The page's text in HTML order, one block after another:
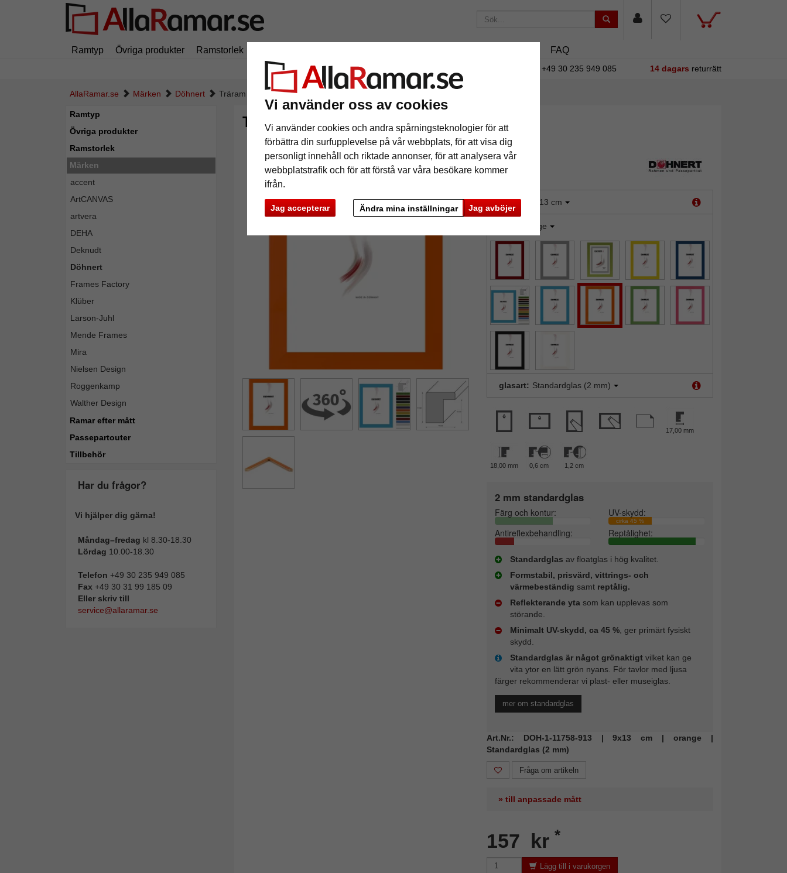
Vi använder oss av cookies
Vi använder cookies och andra spårningsteknologier för att
förbättra din surfupplevelse på vår webbplats, för att visa dig
personligt innehåll och riktade annonser, för att analysera vår
webbplatstrafik och för att förstå var våra besökare kommer
ifrån.
Jag accepterar Jag avböjer
Ändra mina inställningar
Ramtyp Övriga produkter Ramstorlek FAQ
195 kr i leveranskostnad. +49 30 235 949 085 14 dagars returrätt
AllaRamar.se Märken Döhnert Träram Bentley
Ramtyp
Övriga produkter
Ramstorlek
Märken
accent
ArtCANVAS
artvera
DEHA
Deknudt
Döhnert
Frames Factory
Klüber
Larson-Juhl
Mende Frames
Mira
Nielsen Design
Roggenkamp
Walther Design
Ramar efter mått
Passepartouter
Tillbehör
Har du frågor?
Vi hjälper dig gärna!
Måndag–fredag kl 8.30-18.30
Lördag 10.00-18.30
Telefon +49 30 235 949 085
Fax +49 30 31 99 185 09
Eller skriv till
service@allaramar.se
Träram Bentley
format: 9x13 cm
orange
glasart: Standardglas (2 mm)
17,00 mm
18,00 mm 0,6 cm 1,2 cm
2 mm standardglas
Färg och kontur: UV-skydd:
cirka 45 %
Antireflexbehandling: Reptålighet:
Standardglas av floatglas i hög kvalitet.
Formstabil, prisvärd, vittrings- och
värmebeständig samt reptålig.
Reflekterande yta som kan upplevas som
störande.
Minimalt UV-skydd, ca 45 %, ger primärt fysiskt
skydd.
Standardglas är något grönaktigtvilket kan ge
vita ytor en lätt grön nyans. För tavlor med ljusa
färger rekommenderar vi plast- eller museiglas.
mer om standardglas
Art.Nr.: DOH-1-11758-913 | 9x13 cm | orange |
Standardglas (2 mm)
Fråga om artikeln
» till anpassade mått
157 kr *
Lägg till i varukorgen